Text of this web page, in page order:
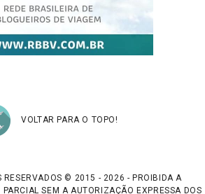
VOLTAR PARA O TOPO!
RESERVADOS © 2015 - 2026 - PROIBIDA A
SEM A AUTORIZAÇÃO EXPRESSA DOS